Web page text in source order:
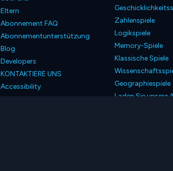
Eltern
Abonnement FAQ
Abonnementunterstützung
Blog
Developers
KONTAKTIERE UNS
Accessibility
Zahlenspiele
Logikspiele
Memory-Spiele
Klassische Spiele
Geographiespiele
Laden Sie unsere